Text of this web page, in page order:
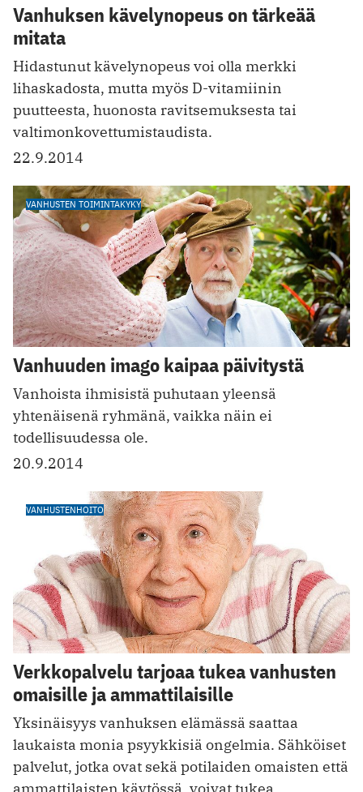
Vanhuksen kävelynopeus on tärkeää
mitata
Hidastunut kävelynopeus voi olla merkki
lihaskadosta, mutta myös ­D-vitamiinin
puutteesta, huonosta ravitsemuksesta tai
valtimonkovettumistaudista.
22.9.2014
VANHUSTEN TOIMINTAKYKY
Vanhuuden imago kaipaa päivitystä
Vanhoista ihmisistä puhutaan yleensä
yhtenäisenä ryhmänä, vaikka näin ei
todellisuudessa ole.
20.9.2014
VANHUSTENHOITO
Verkkopalvelu tarjoaa tukea vanhusten
omaisille ja ammattilaisille
Yksinäisyys vanhuksen elämässä saattaa
laukaista monia psyykkisiä ongelmia. Sähköiset
palvelut, jotka ovat sekä potilaiden omaisten että
ammattilaisten käytössä, voivat tukea